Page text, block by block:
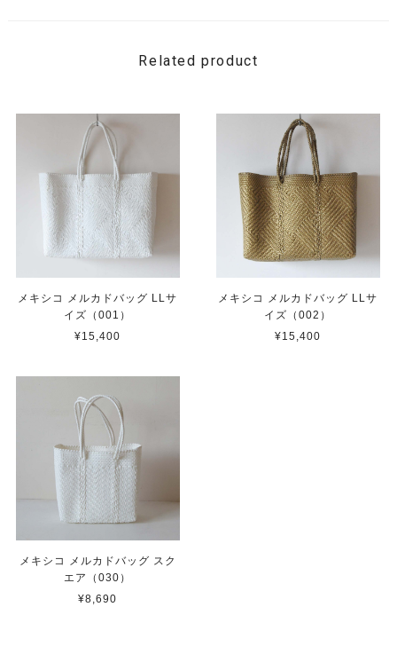
Related product
メキシコ メルカドバッグ LLサ
イズ（001）
¥15,400
メキシコ メルカドバッグ LLサ
イズ（002）
¥15,400
メキシコ メルカドバッグ スク
エア（030）
¥8,690